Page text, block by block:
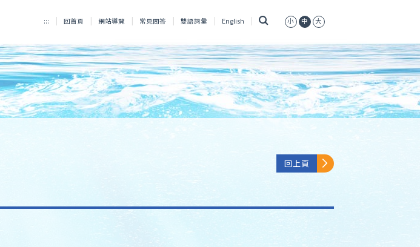
::: 回首頁 網站導覽 常見問答 雙語詞彙 English 小 中 大
回上頁